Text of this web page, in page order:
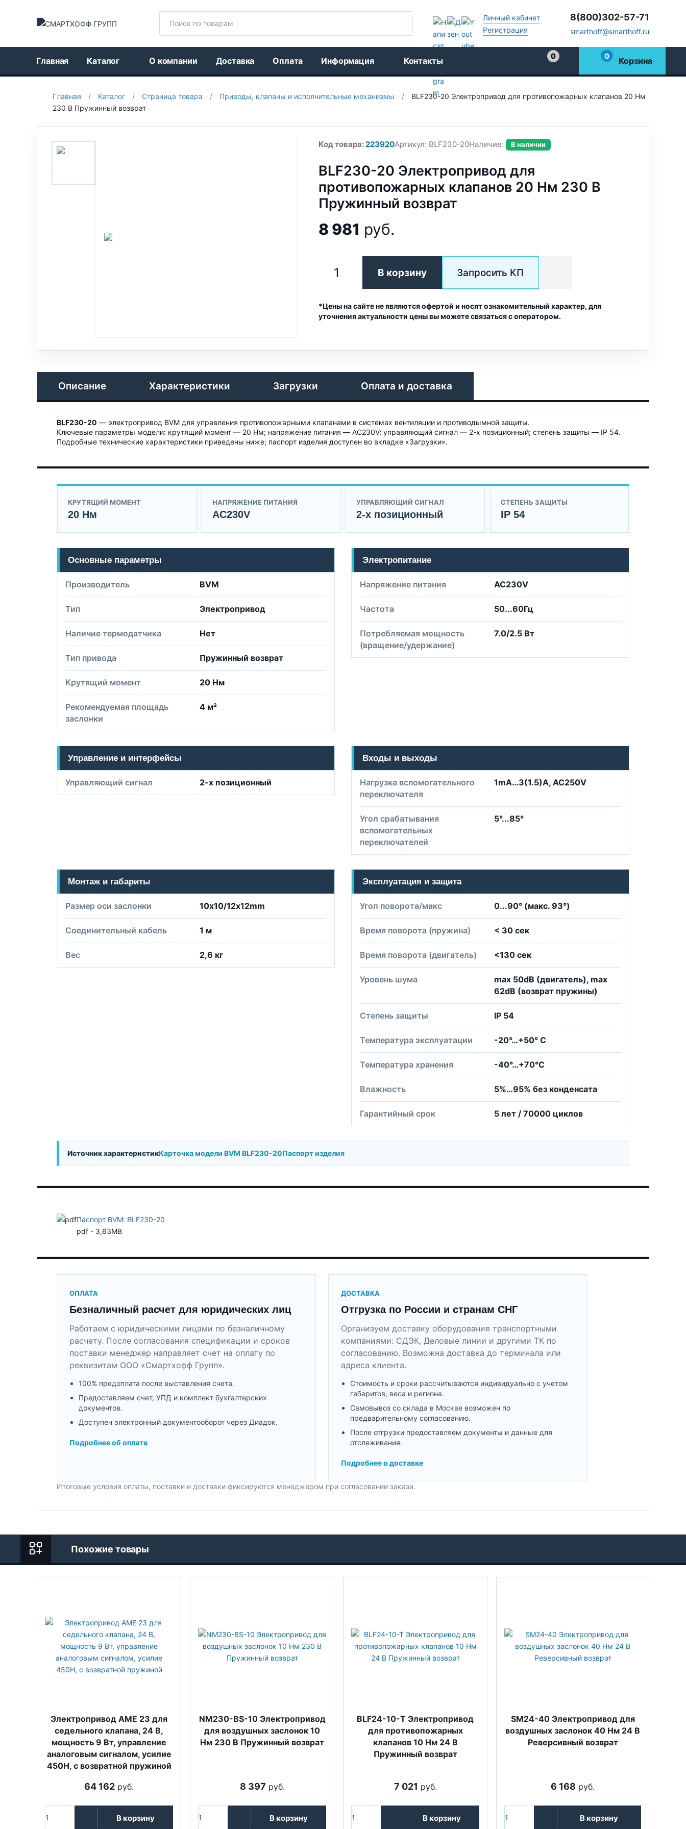
Личный кабинет
Регистрация
8(800)302-57-71
smarthoff@smarthoff.ru
Главная Каталог О компании Доставка Оплата Информация Контакты
0
0 Корзина
Главная / Каталог / Страница товара / Приводы, клапаны и исполнительные механизмы /
BLF230-20 Электропривод для противопожарных клапанов 20 Нм
230 В Пружинный возврат
Код товара:223920Артикул: BLF230-20Наличие: В наличии
BLF230-20 Электропривод для
противопожарных клапанов 20 Нм 230 В
Пружинный возврат
8 981 руб.
В корзину Запросить КП
*Цены на сайте не являются офертой и носят ознакомительный характер, для
уточнения актуальности цены вы можете связаться с оператором.
Описание Характеристики Загрузки Оплата и доставка
BLF230-20 — электропривод BVM для управления противопожарными клапанами в системах вентиляции и противодымной защиты.
Ключевые параметры модели: крутящий момент — 20 Нм; напряжение питания — AC230V; управляющий сигнал — 2-х позиционный; степень защиты — IP 54.
Подробные технические характеристики приведены ниже; паспорт изделия доступен во вкладке «Загрузки».
КРУТЯЩИЙ МОМЕНТ
20 Нм
НАПРЯЖЕНИЕ ПИТАНИЯ
AC230V
УПРАВЛЯЮЩИЙ СИГНАЛ
2-х позиционный
СТЕПЕНЬ ЗАЩИТЫ
IP 54
Основные параметры
Производитель BVM
Тип Электропривод
Наличие термодатчика Нет
Тип привода Пружинный возврат
Крутящий момент 20 Нм
Рекомендуемая площадь
заслонки
4 м²
Электропитание
Напряжение питания AC230V
Частота 50...60Гц
Потребляемая мощность
(вращение/удержание)
7.0/2.5 Вт
Управление и интерфейсы
Управляющий сигнал 2-х позиционный
Входы и выходы
Нагрузка вспомогательного
переключателя
1mA…3(1.5)A, AC250V
Угол срабатывания
вспомогательных
переключателей
5°...85°
Монтаж и габариты
Размер оси заслонки 10х10/12х12mm
Соединительный кабель 1 м
Вес 2,6 кг
Эксплуатация и защита
Угол поворота/макс 0...90° (макс. 93°)
Время поворота (пружина) < 30 сек
Время поворота (двигатель) <130 сек
Уровень шума
max 50dB (двигатель), max
62dB (возврат пружины)
Степень защиты IP 54
Температура эксплуатации -20°…+50° С
Температура хранения -40°…+70°С
Влажность 5%…95% без конденсата
Гарантийный срок 5 лет / 70000 циклов
Источник характеристикКарточка модели BVM BLF230-20Паспорт изделия
Паспорт BVM: BLF230-20
pdf - 3,63MB
ОПЛАТА
Безналичный расчет для юридических лиц
Работаем с юридическими лицами по безналичному
расчету. После согласования спецификации и сроков
поставки менеджер направляет счет на оплату по
реквизитам ООО «Смартхофф Групп».
100% предоплата после выставления счета.
Предоставляем счет, УПД и комплект бухгалтерских
документов.
Доступен электронный документооборот через Диадок.
Подробнее об оплате
ДОСТАВКА
Отгрузка по России и странам СНГ
Организуем доставку оборудования транспортными
компаниями: СДЭК, Деловые линии и другими ТК по
согласованию. Возможна доставка до терминала или
адреса клиента.
Стоимость и сроки рассчитываются индивидуально с учетом
габаритов, веса и региона.
Самовывоз со склада в Москве возможен по
предварительному согласованию.
После отгрузки предоставляем документы и данные для
отслеживания.
Подробнее о доставке
Итоговые условия оплаты, поставки и доставки фиксируются менеджером при согласовании заказа.
Похожие товары
Электропривод AME 23 для
седельного клапана, 24 В,
мощность 9 Вт, управление
аналоговым сигналом, усилие
450Н, с возвратной пружиной
64 162 руб.
В корзину
NM230-BS-10 Электропривод
для воздушных заслонок 10
Нм 230 В Пружинный возврат
8 397 руб.
В корзину
BLF24-10-T Электропривод
для противопожарных
клапанов 10 Нм 24 В
Пружинный возврат
7 021 руб.
В корзину
SM24-40 Электропривод для
воздушных заслонок 40 Нм 24 В
Реверсивный возврат
6 168 руб.
В корзину